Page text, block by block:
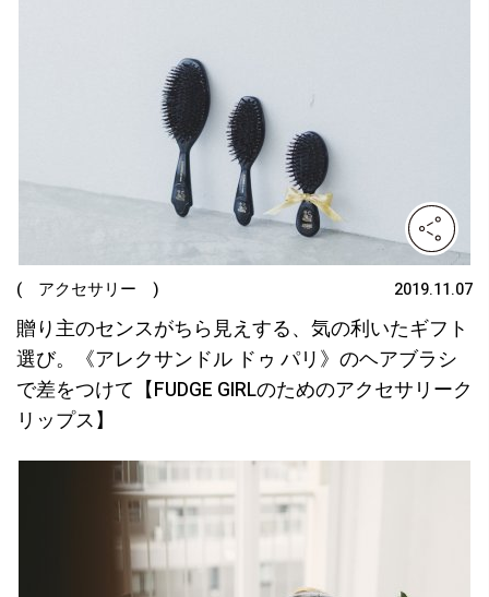
( アクセサリー ) 2019.11.07
贈り主のセンスがちら見えする、気の利いたギフト
選び。《アレクサンドル ドゥ パリ》のヘアブラシ
で差をつけて【FUDGE GIRLのためのアクセサリーク
リップス】